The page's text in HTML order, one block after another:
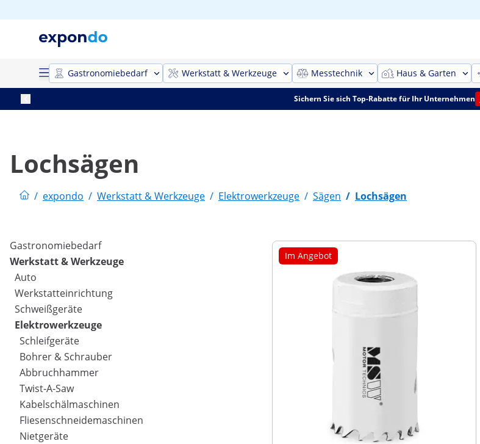
Gastronomiebedarf Werkstatt & Werkzeuge Messtechnik Haus & Garten
Sichern Sie sich Top-Rabatte für Ihr Unternehmen
Lochsägen
/ expondo / Werkstatt & Werkzeuge / Elektrowerkzeuge / Sägen / Lochsägen
Gastronomiebedarf
Werkstatt & Werkzeuge
Auto
Werkstatteinrichtung
Schweißgeräte
Elektrowerkzeuge
Schleifgeräte
Bohrer & Schrauber
Abbruchhammer
Twist-A-Saw
Kabelschälmaschinen
Fliesenschneidemaschinen
Nietgeräte
Im Angebot